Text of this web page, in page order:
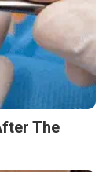
The